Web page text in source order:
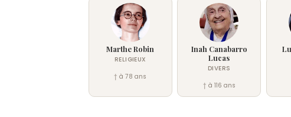
Marthe Robin
RELIGIEUX
† à 78 ans
Inah Canabarro
Lucas
DIVERS
† à 116 ans